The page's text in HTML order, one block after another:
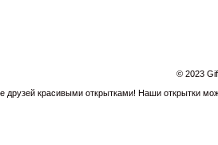
© 2023
друзей красивыми открытками! Наши открытки